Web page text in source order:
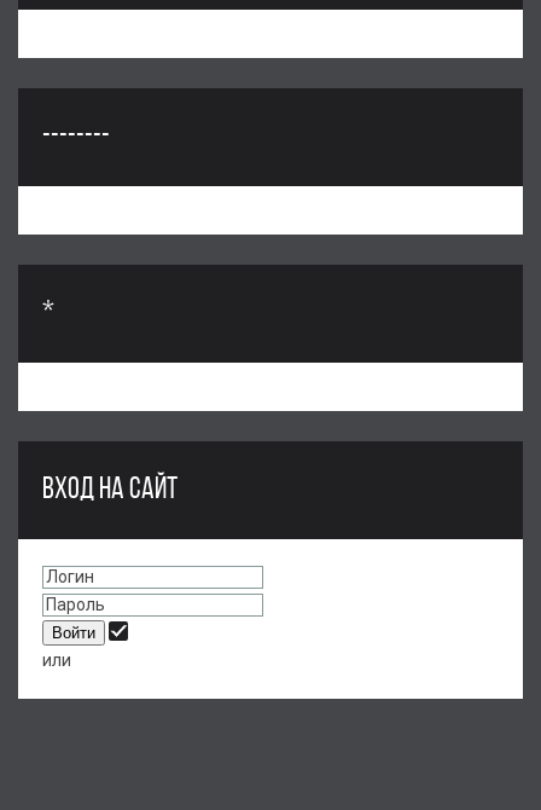
--------
*
ВХОД НА САЙТ
или